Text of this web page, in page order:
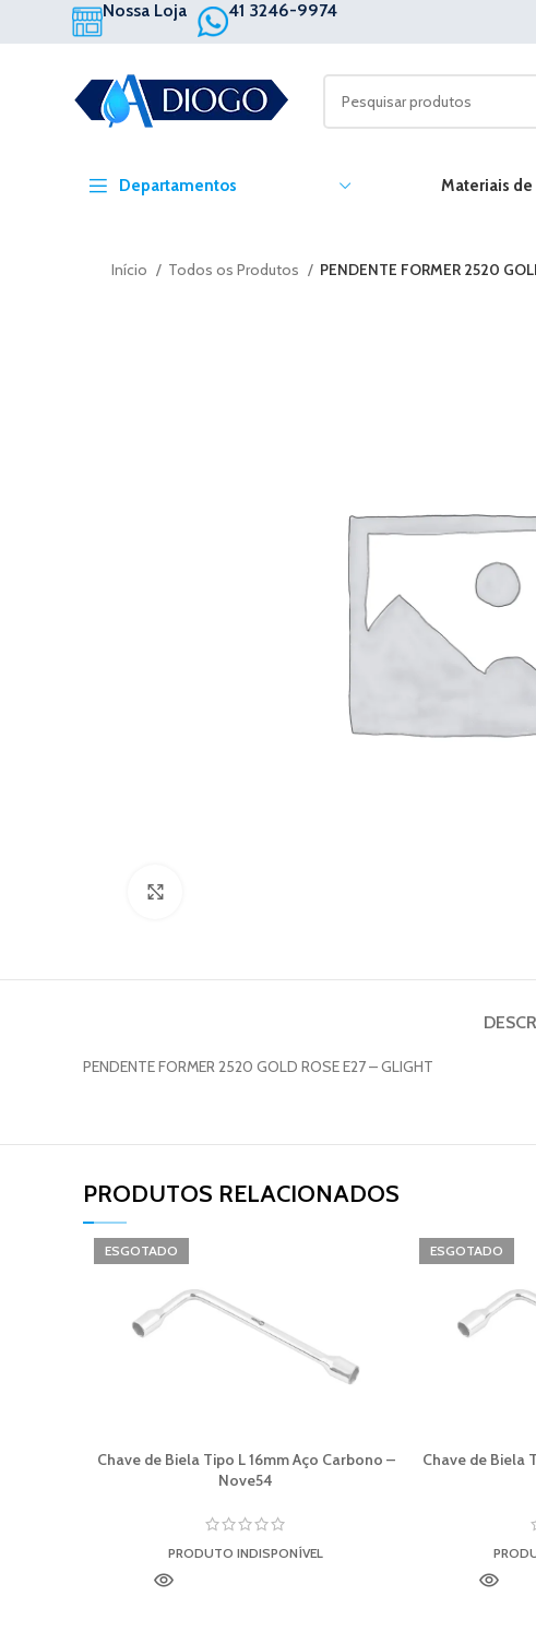
Nossa Loja 41 3246-9974
Departamentos Materiais
Início Todos os Produtos PENDENTE FORMER 2520
PENDENTE FORMER 2520 GOLD ROSE E27 – GLIGHT
PRODUTOS RELACIONADOS​
ESGOTADO
Chave de Biela Tipo L 16mm Aço Carbono –
Nove54
PRODUTO INDISPONÍVEL
ESGOTADO
Chave de Biela